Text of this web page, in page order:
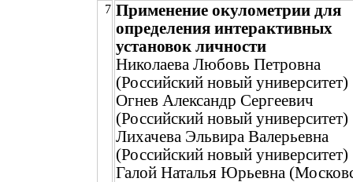
7 Применение окулометрии для
определения интерактивных
установок личности
Николаева Любовь Петровна
(Российский новый университет)
Огнев Александр Сергеевич
(Российский новый университет)
Лихачева Эльвира Валерьевна
(Российский новый университет)
Галой Наталья Юрьевна